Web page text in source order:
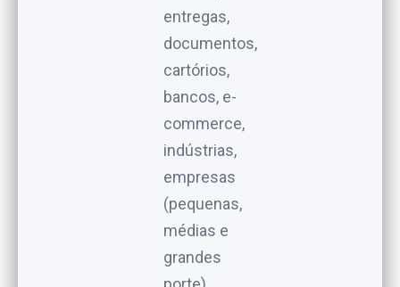
entregas,
documentos,
cartórios,
bancos, e-
commerce,
indústrias,
empresas
(pequenas,
médias e
grandes